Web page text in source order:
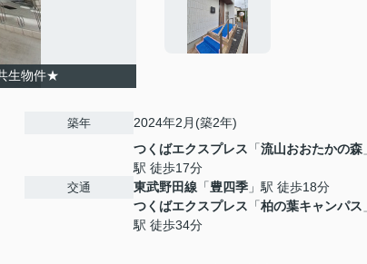
生物件★
築年 2024年2月(築2年)
交通
つくばエクスプレス 「流山おおたかの森
駅 徒歩17分
東武野田線 「豊四季 」駅 徒歩18分
つくばエクスプレス 「柏の葉キャンパス
駅 徒歩34分